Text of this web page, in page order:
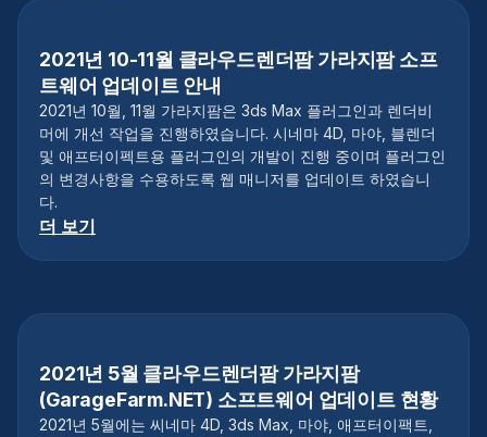
2021년 10-11월 클라우드렌더팜 가라지팜 소프
트웨어 업데이트 안내
2021년 10월, 11월 가라지팜은 3ds Max 플러그인과 렌더비
머에 개선 작업을 진행하였습니다. 시네마 4D, 마야, 블렌더
및 애프터이펙트용 플러그인의 개발이 진행 중이며 플러그인
의 변경사항을 수용하도록 웹 매니저를 업데이트 하였습니
다.
더 보기
2021년 5월 클라우드렌더팜 가라지팜
(GarageFarm.NET) 소프트웨어 업데이트 현황
2021년 5월에는 씨네마 4D, 3ds Max, 마야, 애프터이팩트,